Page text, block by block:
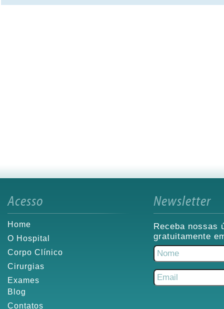
Acesso
Home
O Hospital
Corpo Clínico
Cirurgias
Exames
Blog
Contatos
Newsletter
Receba nossas
gratuitamente